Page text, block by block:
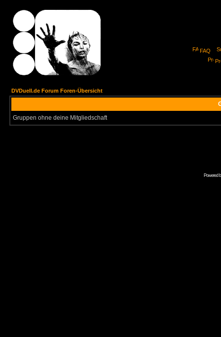
FAQ
DVDuell.de Forum Foren-Übersicht
Gruppen ohne deine Mitgliedschaft
Powered